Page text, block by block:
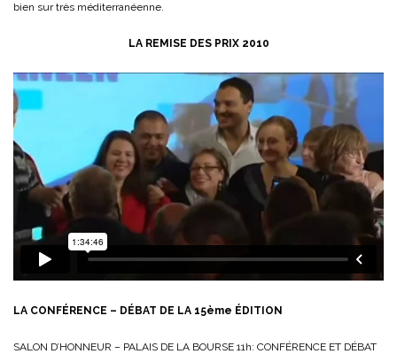
bien sur très méditerranéenne.
LA REMISE DES PRIX 2010
LA CONFÉRENCE – DÉBAT DE LA 15ème ÉDITION
SALON D’HONNEUR – PALAIS DE LA BOURSE 11h: CONFÉRENCE ET DÉBAT